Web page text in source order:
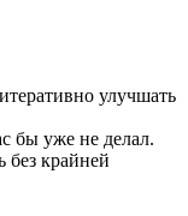
улучшать
бы уже не делал.
без крайней